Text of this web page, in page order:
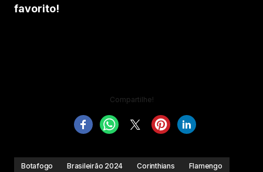
favorito!
Compartilhe!
Botafogo Brasileirão 2024 Corinthians Flamengo